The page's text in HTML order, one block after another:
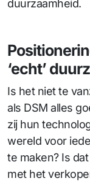
duurzaamheid.
‘echt’
Is het niet te
als DSM alles
zij hun
wereld voor
te maken? Is
met het